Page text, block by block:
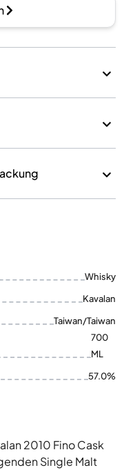
Whisky
Kavalan
Taiwan/Taiwan
700
ML
57.0%
2010 Fino Cask
Single Malt